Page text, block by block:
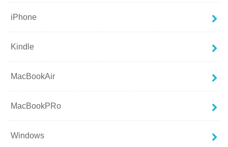
iPhone
Kindle
MacBookAir
MacBookPRo
Windows